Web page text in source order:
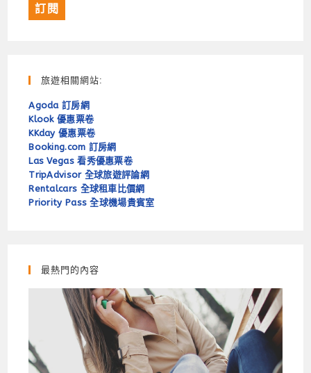
旅遊相關網站:
Agoda 訂房網
Klook 優惠票卷
KKday 優惠票卷
Booking.com 訂房網
Las Vegas 看秀優惠票卷
TripAdvisor 全球旅遊評論網
Rentalcars 全球租車比價網
Priority Pass 全球機場貴賓室
最熱門的內容